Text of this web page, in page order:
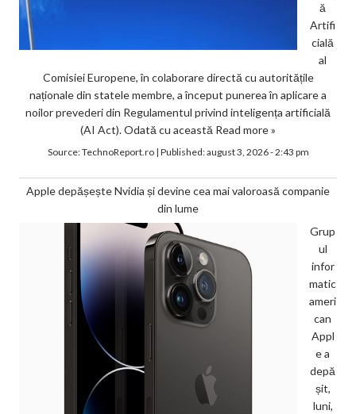
ă
Artifi
cială
al
Comisiei Europene, în colaborare directă cu autoritățile
naționale din statele membre, a început punerea în aplicare a
noilor prevederi din Regulamentul privind inteligența artificială
(AI Act). Odată cu această Read more »
Source:TechnoReport.ro| Published:august 3, 2026 - 2:43 pm
Apple depășește Nvidia și devine cea mai valoroasă companie
din lume
Grup
ul
infor
matic
ameri
can
Appl
e a
depă
șit,
luni,